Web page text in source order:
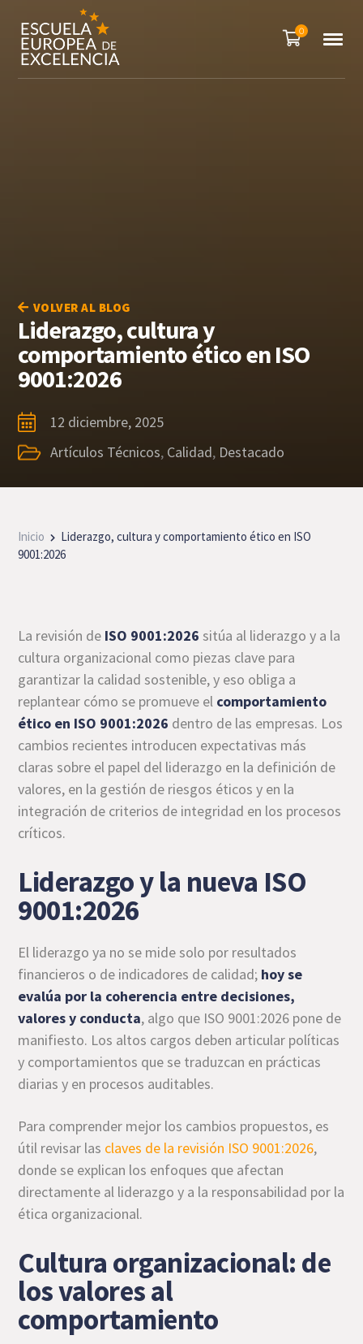
0
VOLVER AL BLOG
Liderazgo, cultura y
comportamiento ético en ISO
9001:2026
12 diciembre, 2025
Artículos Técnicos, Calidad, Destacado
Inicio
Liderazgo, cultura y comportamiento ético en ISO
9001:2026
La revisión de ISO 9001:2026 sitúa al liderazgo y a la
cultura organizacional como piezas clave para
garantizar la calidad sostenible, y eso obliga a
replantear cómo se promueve el comportamiento
ético en ISO 9001:2026 dentro de las empresas. Los
cambios recientes introducen expectativas más
claras sobre el papel del liderazgo en la definición de
valores, en la gestión de riesgos éticos y en la
integración de criterios de integridad en los procesos
críticos.
Liderazgo y la nueva ISO
9001:2026
El liderazgo ya no se mide solo por resultados
financieros o de indicadores de calidad; hoy se
evalúa por la coherencia entre decisiones,
valores y conducta, algo que ISO 9001:2026 pone de
manifiesto. Los altos cargos deben articular políticas
y comportamientos que se traduzcan en prácticas
diarias y en procesos auditables.
Para comprender mejor los cambios propuestos, es
útil revisar las claves de la revisión ISO 9001:2026,
donde se explican los enfoques que afectan
directamente al liderazgo y a la responsabilidad por la
ética organizacional.
Cultura organizacional: de
los valores al
comportamiento